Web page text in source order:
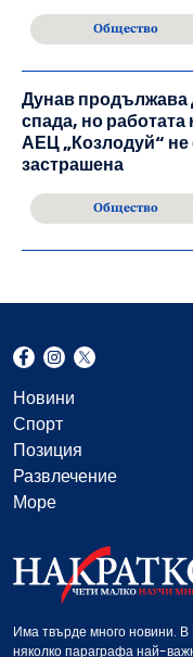
Общество
Дунав продължава
спада, но работата
АЕЦ „Козлодуй“ не
застрашена
Общество
Новини
Спорт
Позиция
Развлечение
Море
Има твърде много новини.
няколко параграфа най-